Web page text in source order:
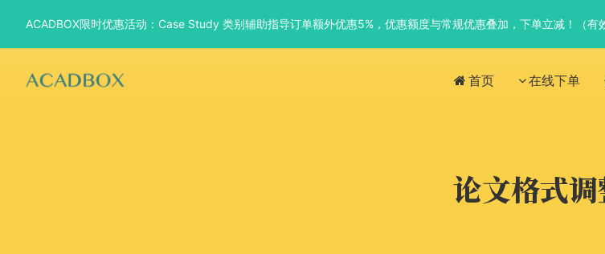
首页 在线下单
论文格式
ACADBOX限时优惠活动：Case Study 类别辅助指导订单额外优惠5%，优惠额度与常规优惠叠加，下单立减！（有